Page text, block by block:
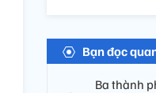
Bạn đọc
Ba thành